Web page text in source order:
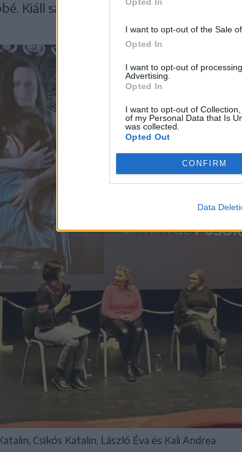
I want to opt-out of the Sale
Opted In
I want to opt-out of
Advertising.
Opted In
I want to opt-out of
of my Personal Data that Is
was collected.
Opted Out
CONFIRM
Data
Kiáll saját magáért és gyermekeiért,
Csikós Katalin, László Éva és Kali Andrea